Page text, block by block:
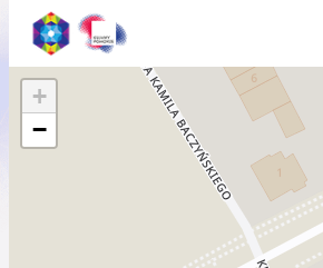
Znajdź atrakcję Znajdź artykuł
Znajdź atrakcję
+
−